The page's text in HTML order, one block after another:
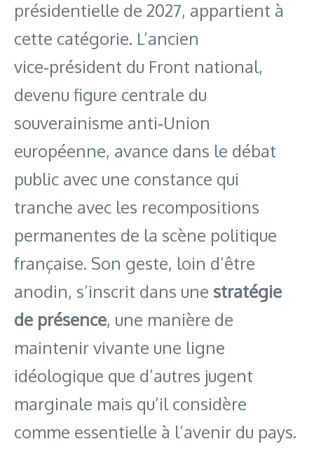
présidentielle de 2027, appartient à
cette catégorie. L’ancien
vice‑président du Front national,
devenu figure centrale du
souverainisme anti‑Union
européenne, avance dans le débat
public avec une constance qui
tranche avec les recompositions
permanentes de la scène politique
française. Son geste, loin d’être
anodin, s’inscrit dans une stratégie
de présence, une manière de
maintenir vivante une ligne
idéologique que d’autres jugent
marginale mais qu’il considère
comme essentielle à l’avenir du pays.